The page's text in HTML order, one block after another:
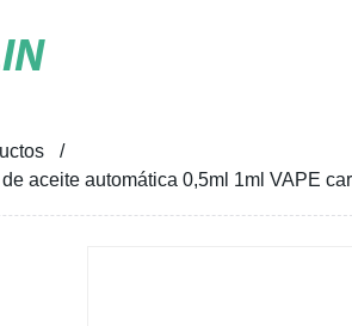
aceite automática 0,5ml 1ml VAPE